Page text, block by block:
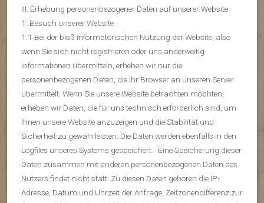
III. Erhebung personenbezogener Daten auf unserer Website
1. Besuch unserer Website
1.1 Bei der bloß informatorischen Nutzung der Website, also
wenn Sie sich nicht registrieren oder uns anderweitig
Informationen übermitteln, erheben wir nur die
personenbezogenen Daten, die Ihr Browser an unseren Server
übermittelt. Wenn Sie unsere Website betrachten möchten,
erheben wir Daten, die für uns technisch erforderlich sind, um
Ihnen unsere Website anzuzeigen und die Stabilität und
Sicherheit zu gewährleisten. Die Daten werden ebenfalls in den
Logfiles unseres Systems gespeichert. Eine Speicherung dieser
Daten zusammen mit anderen personenbezogenen Daten des
Nutzers findet nicht statt. Zu diesen Daten gehören die IP-
Adresse, Datum und Uhrzeit der Anfrage, Zeitzonendifferenz zur